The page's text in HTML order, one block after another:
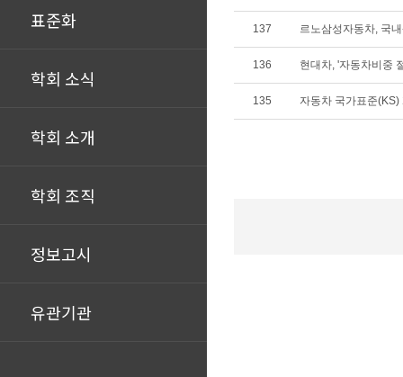
표준화
학회 소식
학회 소개
학회 조직
정보고시
유관기관
137 르노삼성자동차, 국
136 현대차, '자동차비중
135 자동차 국가표준